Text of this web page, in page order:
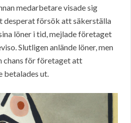
medarbetare visade sig
desperat försök att säkerställa
löner i tid, mejlade företaget
Slutligen anlände löner, men
chans för företaget att
betalades ut.